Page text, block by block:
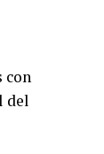
con
del